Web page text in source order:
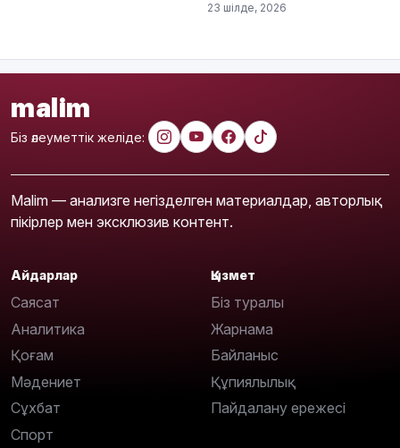
23 шілде, 2026
malim
Біз әлеуметтік желіде:
Malim — анализге негізделген материалдар, авторлық
пікірлер мен эксклюзив контент.
Айдарлар
Саясат
Аналитика
Қоғам
Мәдениет
Сұхбат
Спорт
Қызмет
Біз туралы
Жарнама
Байланыс
Құпиялылық
Пайдалану ережесі